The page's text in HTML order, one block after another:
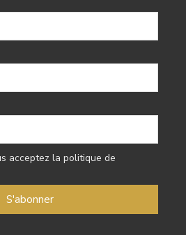
acceptez la politique de